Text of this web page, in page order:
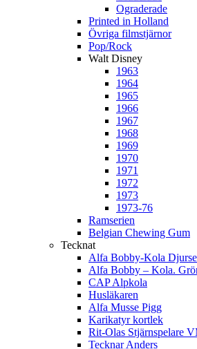
Ograderade
Printed in Holland
Övriga filmstjärnor
Pop/Rock
Walt Disney
1963
1964
1965
1966
1967
1968
1969
1970
1971
1972
1973
1973-76
Ramserien
Belgian Chewing Gum
Tecknat
Alfa Bobby-Kola
Alfa Bobby – Kola.
CAP Alpkola
Husläkaren
Alfa Musse Pigg
Karikatyr kortlek
Rit-Olas Stjärnspelare
Tecknar Anders